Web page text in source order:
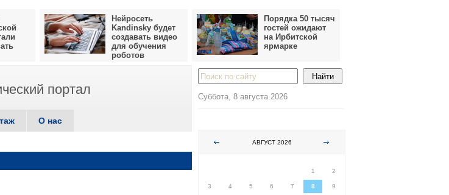
Нейросеть
Kandinsky будет
создавать видео
для обучения
роботов
Порядка 50 тысяч
гостей ожидают
на Ирбитской
ярмарке
портал
О нас
Суббота, 8 августа 2026
АВГУСТ 2026
1
2
3 4 5 6 7 8 9